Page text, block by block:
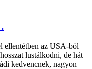
ellentétben az USA-ból
lustálkodni, de hát
kedvencnek, nagyon